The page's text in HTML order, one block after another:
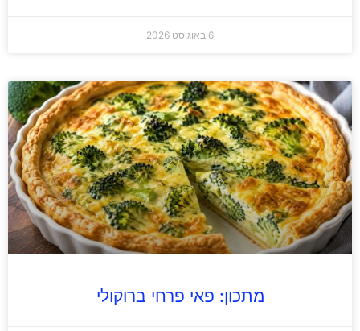
6 באוגוסט 2026
מתכון: פאי פרחי ברוקולי